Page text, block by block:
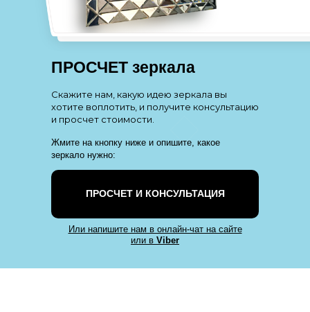
ПРОСЧЕТ зеркала
Жмите на кнопку ниже и опишите, какое
зеркало нужно:
ПРОСЧЕТ И КОНСУЛЬТАЦИЯ
Или напишите нам в онлайн-чат на сайте
или в Viber
Скажите нам, какую идею зеркала вы
хотите воплотить, и получите консультацию
и просчет стоимости.